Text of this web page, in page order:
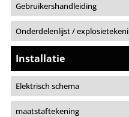
Gebruikershandleiding
Onderdelenlijst /
Installatie
Elektrisch schema
maatstaftekening